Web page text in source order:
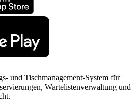
und Tischmanagement-System für
Wartelistenverwaltung und